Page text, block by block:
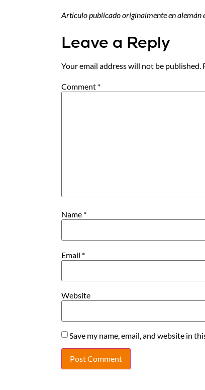
Artículo publicado originalmente en alemán
Leave a Reply
Your email address will not be published.
Comment *
Name *
Email *
Website
Save my name, email, and website in